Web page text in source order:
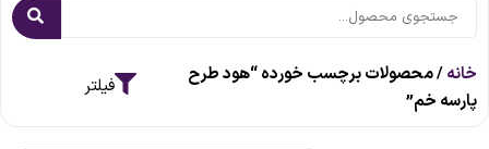
خانه/ محصولات برچسب خورده “هود طرح
پارسه خم”